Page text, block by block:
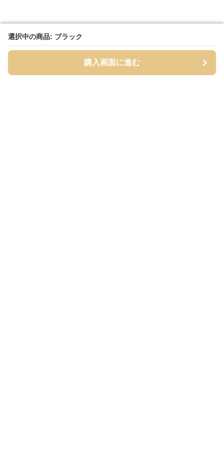
選択中の商品: ブラック
購入画面に進む
選択中の商品: ブラック
購入画面に進む